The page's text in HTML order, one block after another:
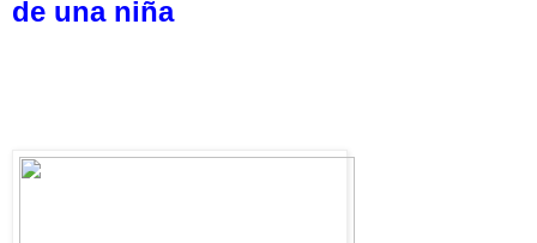
de una niña